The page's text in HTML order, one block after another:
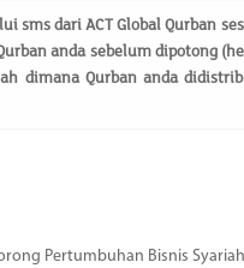
dari ACT Global Qurban
anda sebelum dipotong
dimana Qurban anda
Pertumbuhan Bisnis Syariah